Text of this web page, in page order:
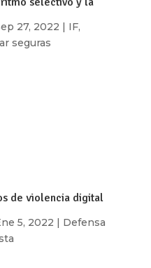
27, 2022 | IF,
seguras
de violencia digital
5, 2022 | Defensa